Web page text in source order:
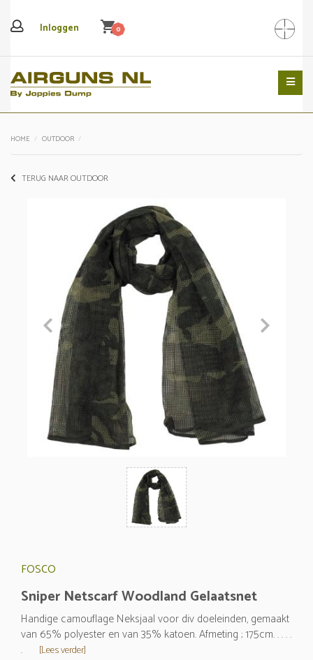
Inloggen shopping_cart0 Search
HOME OUTDOOR
TERUG NAAR OUTDOOR
FOSCO
Sniper Netscarf Woodland Gelaatsnet
Handige camouflage Neksjaal voor div doeleinden, gemaakt
van 65% polyester en van 35% katoen. Afmeting ; 175cm. . . . .
.
[Lees verder]